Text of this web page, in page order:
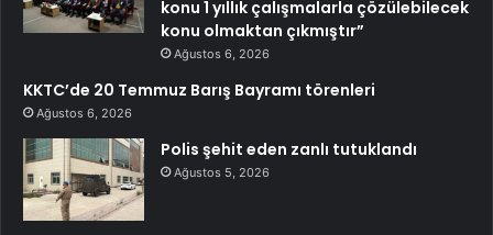
konu 1 yıllık çalışmalarla çözülebilecek
konu olmaktan çıkmıştır”
Ağustos 6, 2026
KKTC’de 20 Temmuz Barış Bayramı törenleri
Ağustos 6, 2026
Polis şehit eden zanlı tutuklandı
Ağustos 5, 2026